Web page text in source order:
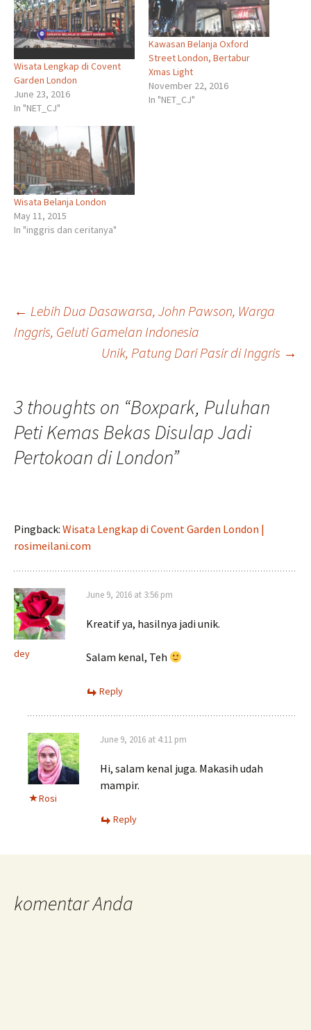
Wisata Lengkap di Covent
Garden London
June 23, 2016
In "NET_CJ"
Kawasan Belanja Oxford
Street London, Bertabur
Xmas Light
November 22, 2016
In "NET_CJ"
Wisata Belanja London
May 11, 2015
In "inggris dan ceritanya"
Post
navigation
← Lebih Dua Dasawarsa, John Pawson, Warga
Inggris, Geluti Gamelan Indonesia
Unik, Patung Dari Pasir di Inggris →
3 thoughts on “Boxpark, Puluhan
Peti Kemas Bekas Disulap Jadi
Pertokoan di London”
Pingback: Wisata Lengkap di Covent Garden London |
rosimeilani.com
dey
June 9, 2016 at 3:56 pm
Kreatif ya, hasilnya jadi unik.
Salam kenal, Teh
Reply
Rosi
June 9, 2016 at 4:11 pm
Hi, salam kenal juga. Makasih udah
mampir.
Reply
komentar Anda